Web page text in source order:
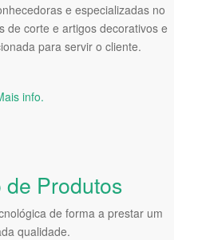
e especializadas no
de corte e artigos decorativos e
para servir o cliente.
info.
de Produtos
de forma a prestar um
qualidade.